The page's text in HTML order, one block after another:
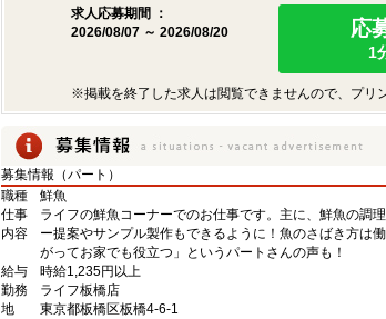
求人応募期間 ：
2026/08/07 ～ 2026/08/20
応
1
※掲載を終了した求人は閲覧できませんので、プリ
募集情報（パート）
職種
鮮魚
仕事
内容
ライフの鮮魚コーナーでのお仕事です。主に、鮮魚の調
ー提案やサンプル製作もできるように！魚のさばき方は
がってお家でも役立つ」というパートさんの声も！
給与
時給1,235円以上
勤務
地
ライフ板橋店
東京都板橋区板橋4-6-1